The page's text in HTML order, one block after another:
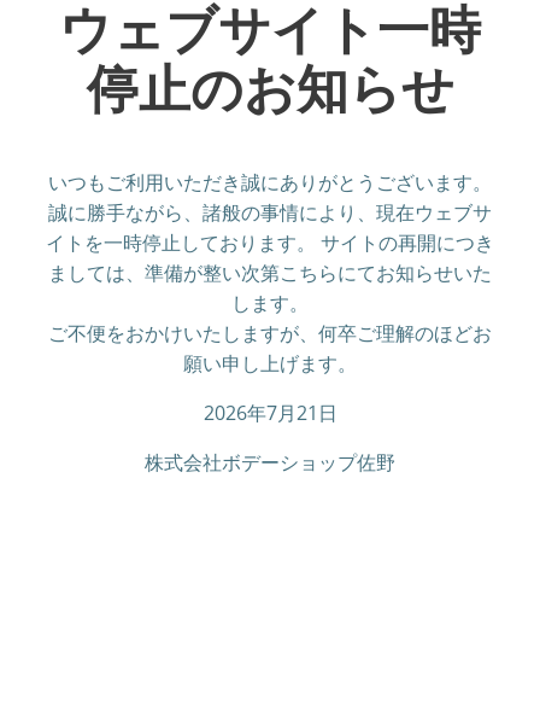
ウェブサイト一時
停止のお知らせ
いつもご利用いただき誠にありがとうございます。
誠に勝手ながら、諸般の事情により、現在ウェブサ
イトを一時停止しております。 サイトの再開につき
ましては、準備が整い次第こちらにてお知らせいた
します。
ご不便をおかけいたしますが、何卒ご理解のほどお
願い申し上げます。
2026年7月21日
株式会社ボデーショップ佐野